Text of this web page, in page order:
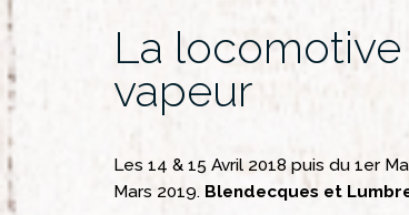
La locomotive
vapeur
Les 14 & 15 Avril 2018 puis du 1er
Mars 2019. Blendecques et